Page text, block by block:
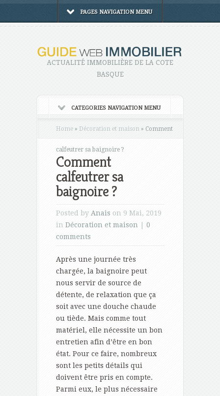
PAGES NAVIGATION MENU
ACTUALITÉ IMMOBILIÈRE DE LA COTE
BASQUE
CATEGORIES NAVIGATION MENU
Home » Décoration et maison » Comment
calfeutrer sa baignoire ?
Comment
calfeutrer sa
baignoire ?
Posted by Anais on 9 Mai, 2019
in Décoration et maison
0
comments
Après une journée très
chargée, la baignoire peut
nous servir de source de
détente, de relaxation que ça
soit avec une douche chaude
ou tiède. Mais comme tout
matériel, elle nécessite un bon
entretien afin d’être en bon
état. Pour ce faire, nombreux
sont les petits détails qui
doivent être pris en compte.
Parmi eux, le plus nécessaire